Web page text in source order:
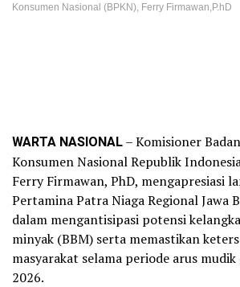
Konsumen Nasional (BPKN), Ferry Firmawan,P.hD
WARTA NASIONAL– Komisioner
Konsumen Nasional Republik
Ferry Firmawan, PhD, mengapresiasi
Pertamina Patra Niaga Regional Jawa
dalam mengantisipasi potensi
minyak (BBM) serta memastikan
masyarakat selama periode arus
2026.